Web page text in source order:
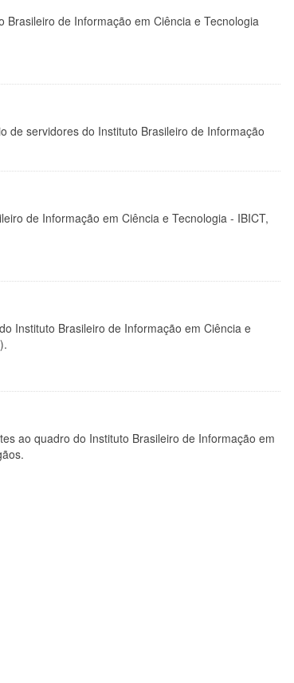
de Informação em Ciência e Tecnologia
de servidores do Instituto Brasileiro de Informação
de Informação em Ciência e Tecnologia - IBICT,
Instituto Brasileiro de Informação em Ciência e
ao quadro do Instituto Brasileiro de Informação em